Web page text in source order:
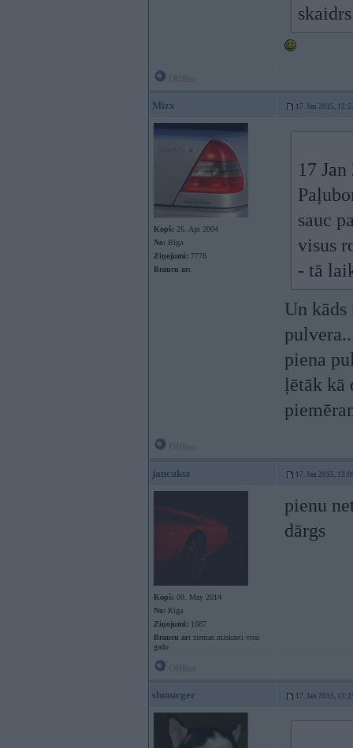
Mizx 17. Jan 2015,
Kopš: 26. Apr 2004
No: Rīga
Ziņojumi: 7778
Braucu ar:
17
sauc
visus
- tā
Un kāds
piena
ļētāk kā
jancuksz 17. Jan 2015,
Kopš: 09. May 2014
No: Rīga
Ziņojumi: 1687
Braucu ar: ziemas miskasti visu
gadu
pienu
dārgs
shmurger 17. Jan 2015,